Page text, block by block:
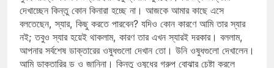
দেখাচ্ছেন কিন্তু কোন কিনারা হচ্ছে না। আজকে আমার কাছে এসে
বলতেছেন, স্যার, কিছু করতে পারবেন? যদিও কোন কারণে আমি তার স্যার
নই; তবুও স্যার হয়েই থাকলাম, কারণ তার এখন স্যারই দরকার। বললাম,
আপনার সর্বশেষ ডাক্তারের ওষুধগুলো দেখান তো। উনি ওষুধগুলো দেখালেন।
আমি ডাক্তারির ড ও জানিনা। কিন্তু ওষুধের গ্রুপ বোঝার চেষ্টা করলে